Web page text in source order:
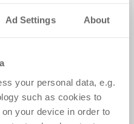
Ad Settings About
your personal data, e.g.
such as cookies to
your device in order to
jetzt Ihren
die neusten ...